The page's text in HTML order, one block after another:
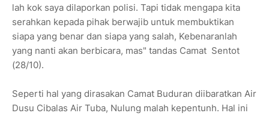
lah kok saya dilaporkan polisi. Tapi tidak mengapa kita
serahkan kepada pihak berwajib untuk membuktikan
siapa yang benar dan siapa yang salah, Kebenaranlah
yang nanti akan berbicara, mas" tandas Camat Sentot
(28/10).
Seperti hal yang dirasakan Camat Buduran diibaratkan Air
Dusu Cibalas Air Tuba, Nulung malah kepentunh. Hal ini